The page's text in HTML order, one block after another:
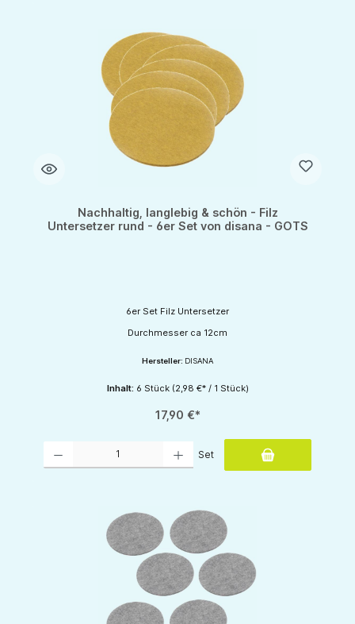
Nachhaltig, langlebig & schön - Filz
Untersetzer rund - 6er Set von disana - GOTS
6er Set Filz Untersetzer
Durchmesser ca 12cm
Hersteller: DISANA
Inhalt: 6 Stück (2,98 €* / 1 Stück)
17,90 €*
Set